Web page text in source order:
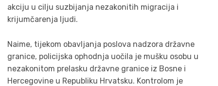
akciju u cilju suzbijanja nezakonitih migracija i
krijumčarenja ljudi.
Naime, tijekom obavljanja poslova nadzora državne
granice, policijska ophodnja uočila je mušku osobu u
nezakonitom prelasku državne granice iz Bosne i
Hercegovine u Republiku Hrvatsku. Kontrolom je